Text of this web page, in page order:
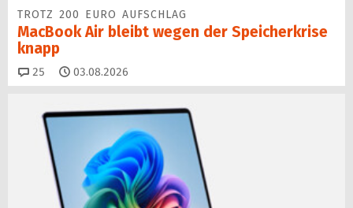
TROTZ 200 EURO AUFSCHLAG
MacBook Air bleibt wegen der Speicherkrise
knapp
25 Kommentare
03.08.2026